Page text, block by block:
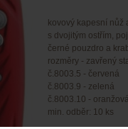
kovový kapesní nůž
s dvojitým ostřím,
černé pouzdro a
rozměry - zavřený
č.8003.5 - červená
č.8003.9 - zelená
č.8003.10 - oranžová
min. odběr: 10 ks